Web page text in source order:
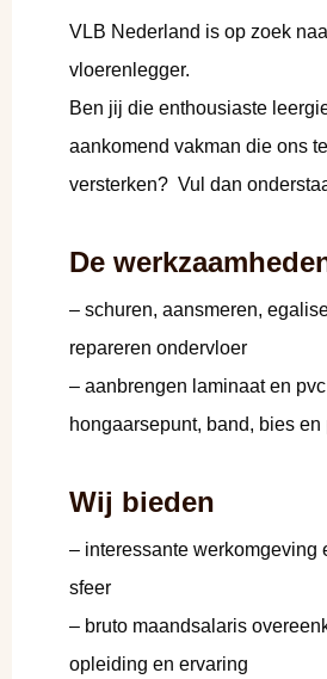
VLB Nederland is op zoek
vloerenlegger.
Ben jij die enthousiaste
aankomend vakman die ons
versterken? Vul dan
De
– schuren, aansmeren,
repareren ondervloer
– aanbrengen laminaat en
hongaarsepunt, band, bies en
Wij bieden
– interessante werkomgeving
sfeer
– bruto maandsalaris
opleiding en ervaring